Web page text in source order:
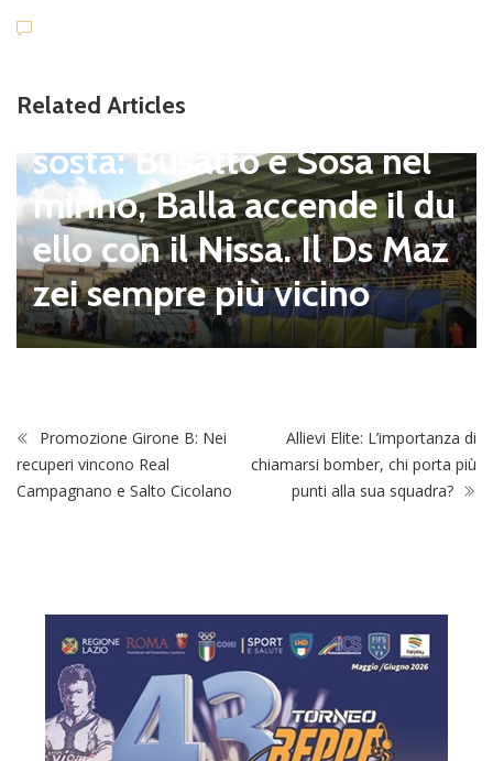
Related Articles
pagnano), mercato senza
sosta: Busatto e Sosa nel
mirino, Balla accende il du
ello con il Nissa. Il Ds Maz
zei sempre più vicino
Promozione Girone B: Nei
recuperi vincono Real
Campagnano e Salto Cicolano
Allievi Elite: L’importanza di
chiamarsi bomber, chi porta più
punti alla sua squadra?